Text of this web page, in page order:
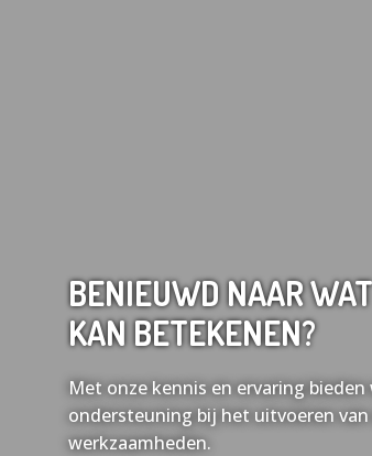
BENIEUWD NAAR
KAN BETEKENEN?
Met onze kennis en ervaring
ondersteuning bij het uitvoeren
werkzaamheden.